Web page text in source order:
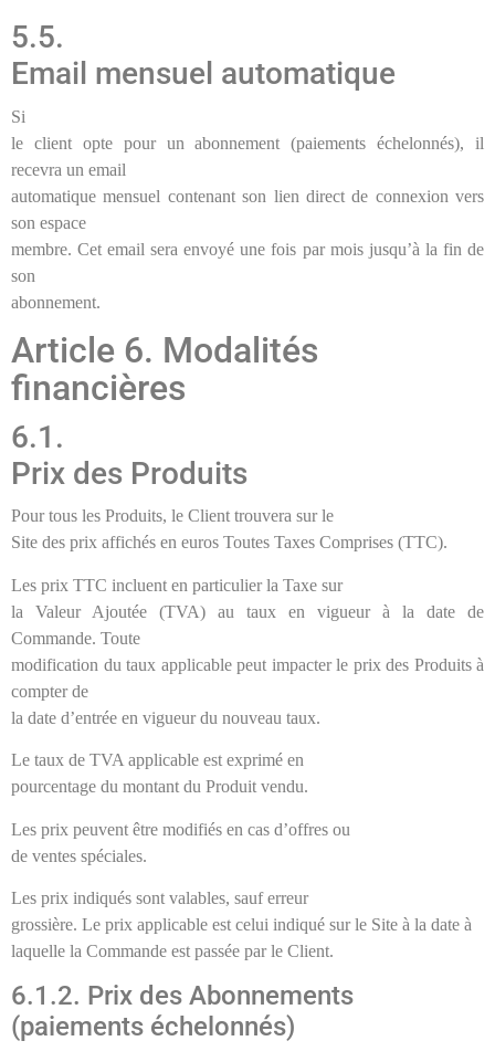
5.5.
Email mensuel automatique
Si
le client opte pour un abonnement (paiements échelonnés), il
recevra un email
automatique mensuel contenant son lien direct de connexion vers
son espace
membre. Cet email sera envoyé une fois par mois jusqu’à la fin de
son
abonnement.
Article 6. Modalités
financières
6.1.
Prix des Produits
Pour tous les Produits, le Client trouvera sur le
Site des prix affichés en euros Toutes Taxes Comprises (TTC).
Les prix TTC incluent en particulier la Taxe sur
la Valeur Ajoutée (TVA) au taux en vigueur à la date de
Commande. Toute
modification du taux applicable peut impacter le prix des Produits à
compter de
la date d’entrée en vigueur du nouveau taux.
Le taux de TVA applicable est exprimé en
pourcentage du montant du Produit vendu.
Les prix peuvent être modifiés en cas d’offres ou
de ventes spéciales.
Les prix indiqués sont valables, sauf erreur
grossière. Le prix applicable est celui indiqué sur le Site à la date à
laquelle la Commande est passée par le Client.
6.1.2. Prix des Abonnements
(paiements échelonnés)